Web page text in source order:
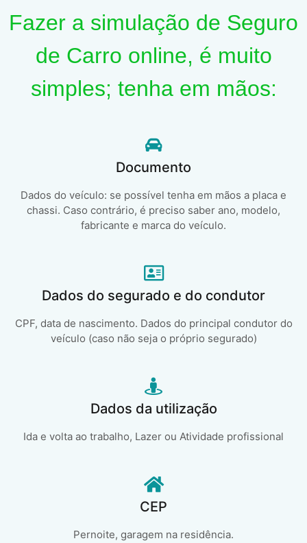
Fazer a simulação de Seguro
de Carro online, é muito
simples; tenha em mãos:
Documento
Dados do veículo: se possível tenha em mãos a placa e
chassi. Caso contrário, é preciso saber ano, modelo,
fabricante e marca do veículo.
Dados do segurado e do condutor
CPF, data de nascimento. Dados do principal condutor do
veículo (caso não seja o próprio segurado)
Dados da utilização
Ida e volta ao trabalho, Lazer ou Atividade profissional
CEP
Pernoite, garagem na residência.